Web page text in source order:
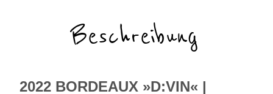
Beschreibung
2022 BORDEAUX »D:VIN« |